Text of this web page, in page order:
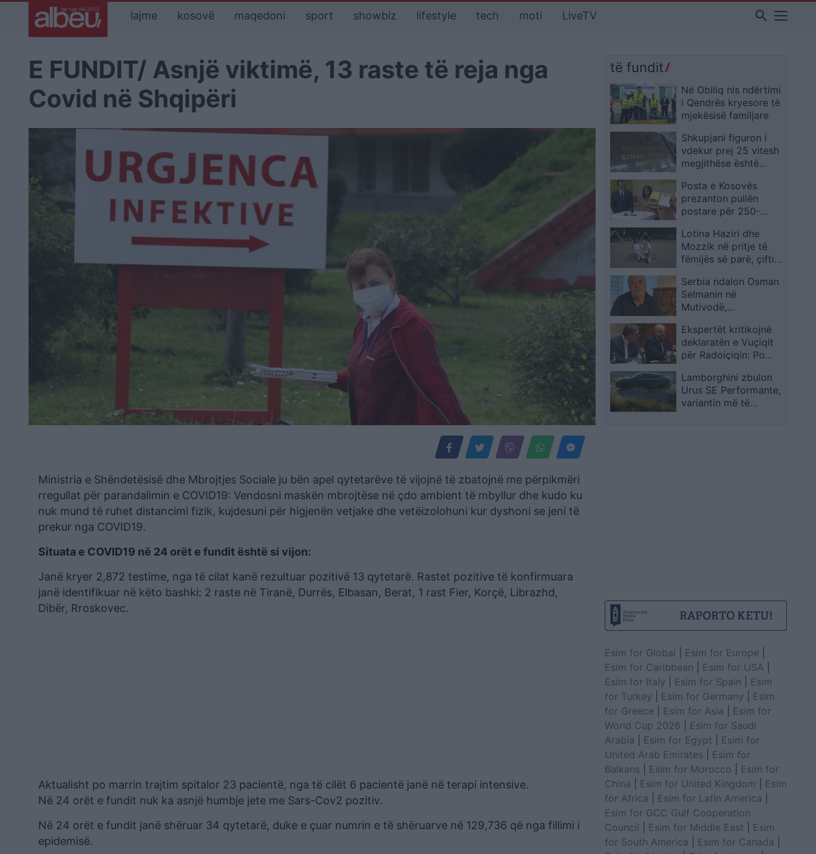
lajme kosovë maqedoni sport showbiz lifestyle tech moti LiveTV search
E FUNDIT/ Asnjë viktimë, 13 raste të reja nga
Covid në Shqipëri
Ministria e Shëndetësisë dhe Mbrojtjes Sociale ju bën apel qytetarëve të vijojnë të zbatojnë me përpikmëri
rregullat për parandalimin e COVID19: Vendosni maskën mbrojtëse në çdo ambient të mbyllur dhe kudo ku
nuk mund të ruhet distancimi fizik, kujdesuni për higjenën vetjake dhe vetëizolohuni kur dyshoni se jeni të
prekur nga COVID19.
Situata e COVID19 në 24 orët e fundit është si vijon:
Janë kryer 2,872 testime, nga të cilat kanë rezultuar pozitivë 13 qytetarë. Rastet pozitive të konfirmuara
janë identifikuar në këto bashki: 2 raste në Tiranë, Durrës, Elbasan, Berat, 1 rast Fier, Korçë, Librazhd,
Dibër, Rroskovec.
Aktualisht po marrin trajtim spitalor 23 pacientë, nga të cilët 6 pacientë janë në terapi intensive.
Në 24 orët e fundit nuk ka asnjë humbje jete me Sars-Cov2 pozitiv.
Në 24 orët e fundit janë shëruar 34 qytetarë, duke e çuar numrin e të shëruarve në 129,736 që nga fillimi i
epidemisë.
të fundit
Në Obiliq nis ndërtimi
i Qendrës kryesore të
mjekësisë familjare
Shkupjani figuron i
vdekur prej 25 vitesh
megjithëse është
hedhin fajin njëra-
tjetrës
Posta e Kosovës
prezanton pullën
postare për 250-
së SHBA-së
Lotina Haziri dhe
Mozzik në pritje të
fëmijës së parë, çifti
prindër të një djali
Serbia ndalon Osman
Selmanin në
Mutivodë,
Prokurorinë për Krime
Lufte në Beograd
Ekspertët kritikojnë
deklaratën e Vuçiqit
për Radoiçiqin: Po
ndërkombëtare
Lamborghini zbulon
Urus SE Performante,
variantin më të
Esim for Global Esim for Europe
Esim for Caribbean
Esim for USA
Esim for Italy
Esim for Spain
Esim
for Turkey
Esim for Germany
Esim
for Greece
Esim for Asia
Esim for
World Cup 2026
Esim for Saudi
Arabia
Esim for Egypt
Esim for
United Arab Emirates
Esim for
Balkans
Esim for Morocco
Esim for
China
Esim for United Kingdom
Esim
for Africa
Esim for Latin America
Esim for GCC Gulf Cooperation
Council
Esim for Middle East
Esim
for South America
Esim for Canada